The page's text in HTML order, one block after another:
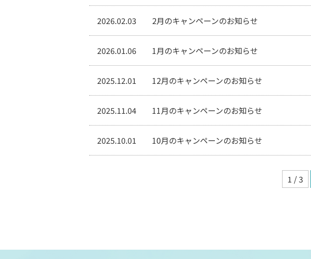
2026.02.03 2月のキャンペーンのお知らせ
2026.01.06 1月のキャンペーンのお知らせ
2025.12.01 12月のキャンペーンのお知らせ
2025.11.04 11月のキャンペーンのお知らせ
2025.10.01 10月のキャンペーンのお知らせ
1 / 3